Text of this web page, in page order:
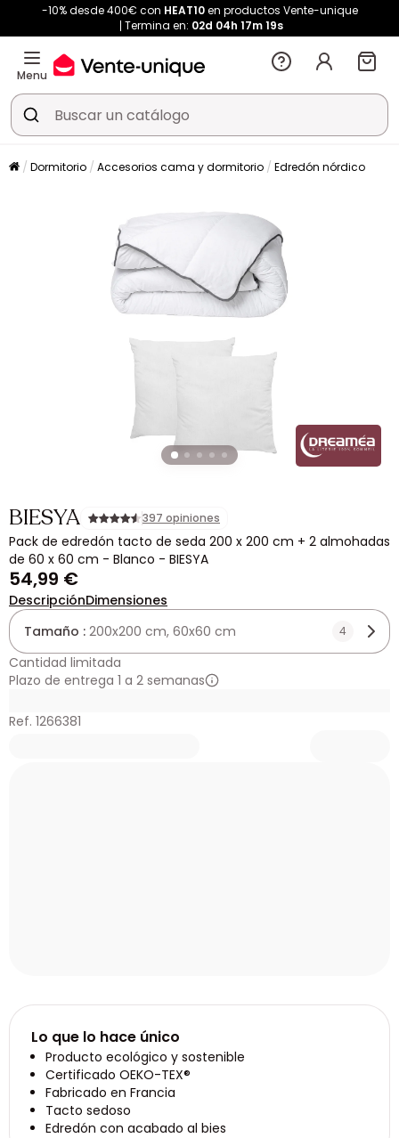
-10% desde 400€ con HEAT10en productos Vente-unique
Termina en: 02d 04h 17m 19s
Menu
Dormitorio Accesorios cama y dormitorio Edredón nórdico
BIESYA 397 opiniones
Pack de edredón tacto de seda 200 x 200 cm + 2 almohadas
de 60 x 60 cm - Blanco - BIESYA
54,99 €
DescripciónDimensiones
Tamaño : 200x200 cm, 60x60 cm 4
Cantidad limitada
Plazo de entrega 1 a 2 semanas
Ref. 1266381
Lo que lo hace único
Producto ecológico y sostenible
Certificado OEKO-TEX®
Fabricado en Francia
Tacto sedoso
Edredón con acabado al bies